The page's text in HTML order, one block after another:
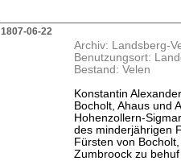
1807-06-22
Archiv: Landsberg-
Benutzungsort:
Bestand: Velen
Konstantin
Bocholt, Ahaus und
Hohenzollern-
des minderjährigen
Fürsten von
Zumbroock zu